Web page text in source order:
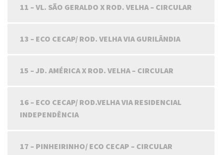
11 – VL. SÃO GERALDO X ROD. VELHA – CIRCULAR
13 – ECO CECAP/ ROD. VELHA VIA GURILÂNDIA
15 – JD. AMÉRICA X ROD. VELHA – CIRCULAR
16 – ECO CECAP/ ROD.VELHA VIA RESIDENCIAL
INDEPENDÊNCIA
17 – PINHEIRINHO/ ECO CECAP – CIRCULAR